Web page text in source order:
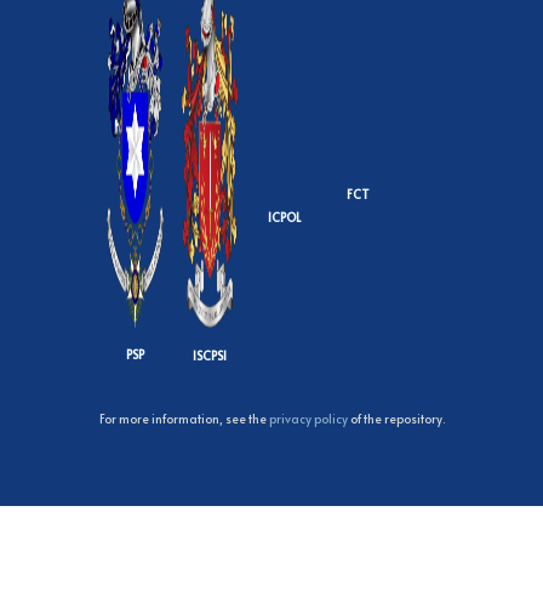
PSP ISCPSI
ICPOL
FCT
For more information, see the privacy policyof the repository.